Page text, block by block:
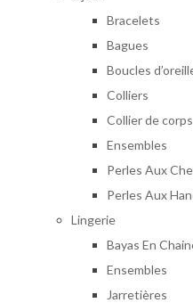
Bracelets
Bagues
Boucles
Colliers
Collier de corps
Ensembles
Perles Aux
Perles Aux
Lingerie
Bayas En
Ensembles
Jarretières